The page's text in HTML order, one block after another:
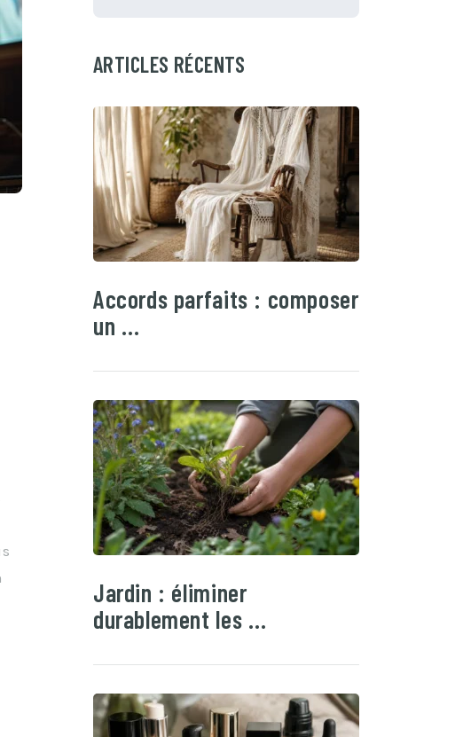
ARTICLES RÉCENTS
Accords parfaits : composer
un …
Jardin : éliminer
durablement les …